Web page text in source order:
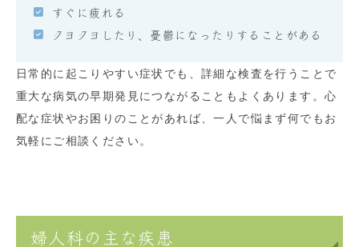
すぐに疲れる
クヨクヨしたり、憂鬱になったりすることがある
日常的に起こりやすい症状でも、詳細な検査を行うことで
重大な病気の早期発見につながることもよくあります。心
配な症状やお困りのことがあれば、一人で悩まず何でもお
気軽にご相談ください。
婦人科の主な疾患